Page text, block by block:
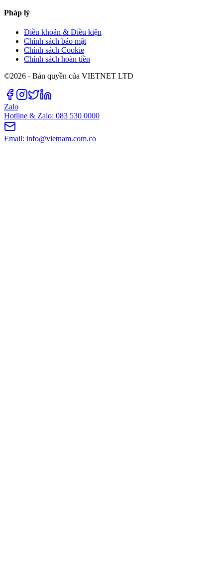
Pháp lý
Điều khoản & Điều kiện
Chính sách bảo mật
Chính sách Cookie
Chính sách hoàn tiền
©2026 - Bản quyền của VIETNET LTD
Zalo
Hotline & Zalo: 083 530 0000
Email: info@vietnam.com.co